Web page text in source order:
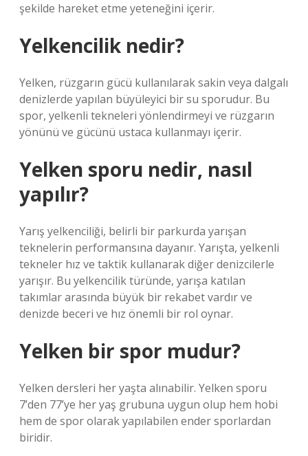
şekilde hareket etme yeteneğini içerir.
Yelkencilik nedir?
Yelken, rüzgarın gücü kullanılarak sakin veya dalgalı
denizlerde yapılan büyüleyici bir su sporudur. Bu
spor, yelkenli tekneleri yönlendirmeyi ve rüzgarın
yönünü ve gücünü ustaca kullanmayı içerir.
Yelken sporu nedir, nasıl
yapılır?
Yarış yelkenciliği, belirli bir parkurda yarışan
teknelerin performansına dayanır. Yarışta, yelkenli
tekneler hız ve taktik kullanarak diğer denizcilerle
yarışır. Bu yelkencilik türünde, yarışa katılan
takımlar arasında büyük bir rekabet vardır ve
denizde beceri ve hız önemli bir rol oynar.
Yelken bir spor mudur?
Yelken dersleri her yaşta alınabilir. Yelken sporu
7’den 77’ye her yaş grubuna uygun olup hem hobi
hem de spor olarak yapılabilen ender sporlardan
biridir.